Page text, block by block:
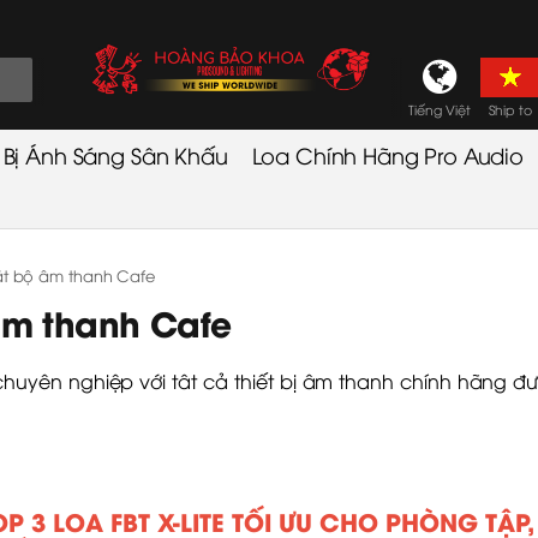
Tiếng Việt Ship to
Ánh Sáng Sân Khấu Loa Chính Hãng Pro Audio
bộ âm thanh Cafe
thanh Cafe
nghiệp với tât cả thiết bị âm thanh chính hãng
3 LOA FBT X-LITE TỐI ƯU CHO PHÒNG TẬP,